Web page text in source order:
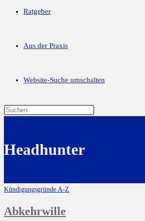
Ratgeber
Aus der Praxis
Website-Suche umschalten
Headhunter
Kündigungsgründe A-Z
Abkehrwille